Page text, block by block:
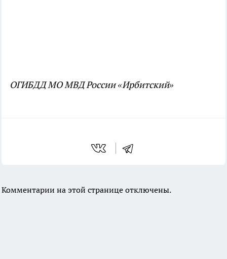
ОГИБДД МО МВД России «Ирбитский»
Комментарии на этой странице отключены.